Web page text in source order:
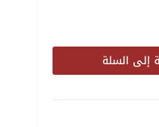
إلى السلة